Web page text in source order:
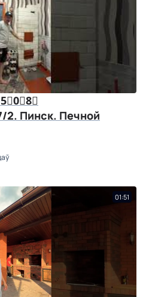
2. Пинск. Печной
01:51